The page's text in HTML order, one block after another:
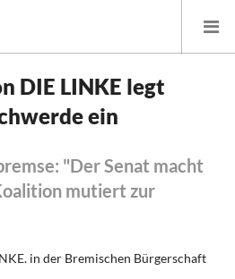
und Finanzpolitik
DIE LINKE legt
ein
"Der Senat macht
mutiert zur
in der Bremischen Bürgerschaft